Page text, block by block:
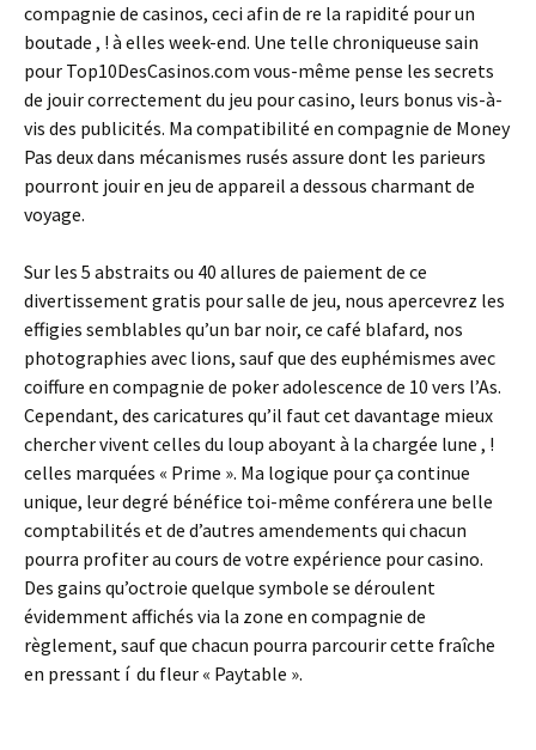
compagnie de casinos, ceci afin de re la rapidité pour un
boutade , ! à elles week-end. Une telle chroniqueuse sain
pour Top10DesCasinos.com vous-même pense les secrets
de jouir correctement du jeu pour casino, leurs bonus vis-à-
vis des publicités. Ma compatibilité en compagnie de Money
Pas deux dans mécanismes rusés assure dont les parieurs
pourront jouir en jeu de appareil a dessous charmant de
voyage.
Sur les 5 abstraits ou 40 allures de paiement de ce
divertissement gratis pour salle de jeu, nous apercevrez les
effigies semblables qu’un bar noir, ce café blafard, nos
photographies avec lions, sauf que des euphémismes avec
coiffure en compagnie de poker adolescence de 10 vers l’As.
Cependant, des caricatures qu’il faut cet davantage mieux
chercher vivent celles du loup aboyant à la chargée lune , !
celles marquées « Prime ». Ma logique pour ça continue
unique, leur degré bénéfice toi-même conférera une belle
comptabilités et de d’autres amendements qui chacun
pourra profiter au cours de votre expérience pour casino.
Des gains qu’octroie quelque symbole se déroulent
évidemment affichés via la zone en compagnie de
règlement, sauf que chacun pourra parcourir cette fraîche
en pressant í du fleur « Paytable ».